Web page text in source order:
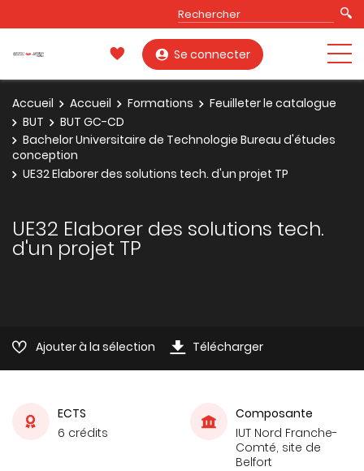
Se connecter
Accueil Accueil Formations
Feuilleter le catalogue
BUT
BUT GC-CD
Bachelor Universitaire de Technologie Bureau d'études
conception
UE32 Elaborer des solutions tech. d'un projet TP
UE32 Elaborer des solutions tech.
d'un projet TP
Ajouter à la sélection Télécharger
ECTS
6 crédits
Composante
IUT Nord Franche-
Comté, site de
Belfort